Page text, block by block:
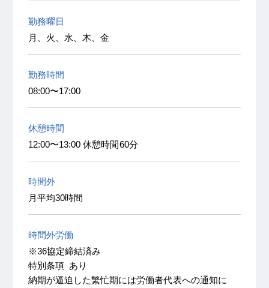
勤務曜日
月、火、水、木、金
勤務時間
08:00〜17:00
休憩時間
12:00〜13:00 休憩時間60分
時間外
月平均30時間
時間外労働
※36協定締結済み
特別条項 あり
納期が逼迫した繁忙期には労働者代表への通知に